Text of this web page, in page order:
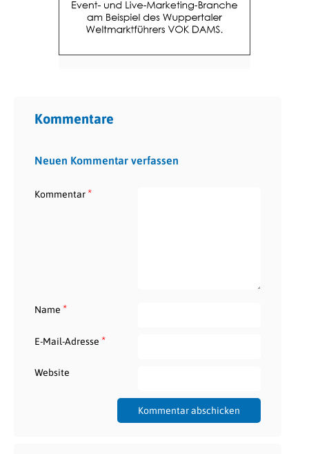
Kommentare
Neuen Kommentar verfassen
Kommentar*
Name *
E-Mail-Adresse *
Website